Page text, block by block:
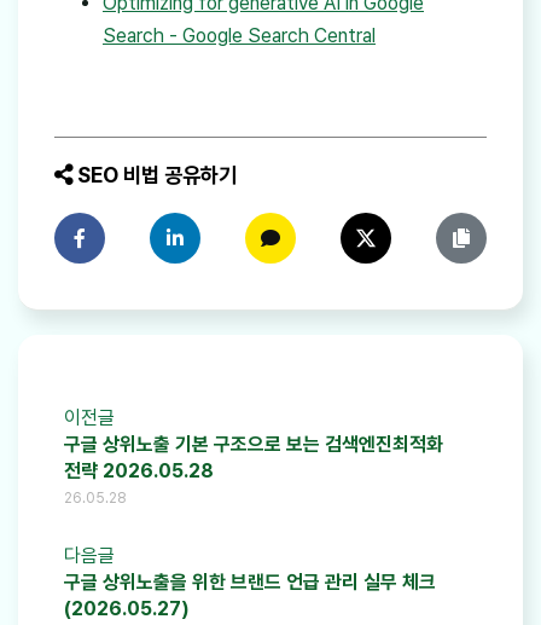
Search - Google Search Central
SEO 비법 공유하기
페이스북에 공유하기링크드인에 공유하기카카오톡에 공유하기트위터에 공유하기링크 복사
이전글
구글 상위노출 기본 구조으로 보는 검색엔진최적화
전략 2026.05.28
26.05.28
다음글
구글 상위노출을 위한 브랜드 언급 관리 실무 체크
(2026.05.27)